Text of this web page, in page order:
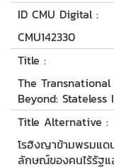
ID CMU Digital :
CMU142330
Title :
The
Beyond:
Title Alternative :
โรฮิงญาข้ามพรมแด
ลักษณ์ของคนไร้รัฐ